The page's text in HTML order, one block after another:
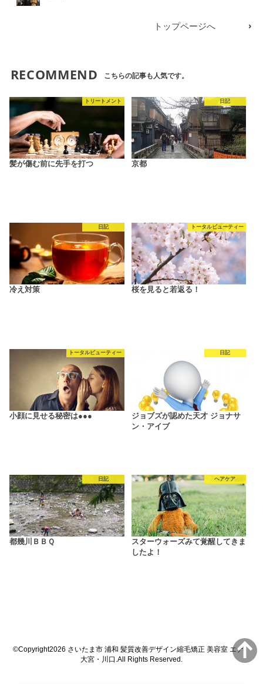
トップページへ
RECOMMEND こちらの記事も人気です。
トリートメント
髪が傷む前に先手を打つ
日記
京都
日記
冷え対策
トータルビューティー
桜を見ると若返る！
トータルビューティー
小顔に見せる秘密は●●●
日記
ジョブズが認めた天才 ジョナサ
ン・アイブ
日記
都幾川ＢＢＱ
ヘアケア
スターウォーズみて覚醒してきま
したよ！
©Copyright2026 さいたま市 浦和 髪質改善デザイン縮毛矯正 美容室 エナ
大宮・川口 .All Rights Reserved.